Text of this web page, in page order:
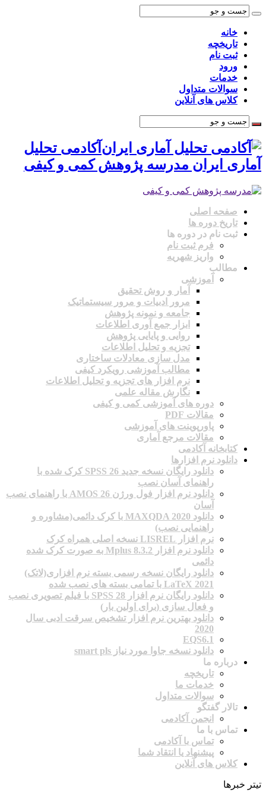
خانه
تاریخچه
ثبت نام
ورود
خدمات
سوالات متداول
کلاس های آنلاین
آکادمی تحلیل
آماری ایران مدرسه پژوهش کمی و کیفی
صفحه اصلی
تاریخ دوره ها
ثبت نام در دوره ها
فرم ثبت نام
واریز شهریه
مطالب
آموزشی
آمار و روش تحقیق
مرور ادبیات و مرور سیستماتیک
جامعه و نمونه پژوهش
ابزار جمع آوری اطلاعات
روایی و پایایی پژوهش
تجزیه و تحلیل اطلاعات
مدل سازی معادلات ساختاری
مطالب آموزشی رویکرد کیفی
نرم افزار های تجزیه و تحلیل اطلاعات
نگارش مقاله علمی
دوره های آموزشی کمی و کیفی
مقالات PDF
پاورپوینت های آموزشی
مقالات مرجع آماری
کتابخانه آکادمی
دانلود نرم افزارها
دانلود رایگان نسخه جدید SPSS 26 کرک شده با
راهنمای آسان نصب
دانلود نرم افزار فول ورژن AMOS 26 با راهنمای نصب
آسان
دانلود MAXQDA 2020 با کرک دائمی(مشاوره و
راهنمایی نصب)
نرم افزار LISREL نسخه اصلی همراه کرک
دانلود نرم افزار Mplus 8.3.2 به صورت کرک شده
دائمی
دانلود رایگان نسخه رسمی بسته نرم افزاری(لاتک)
2021 LaTeX با تمامی بسته های نصب شده
دانلود رایگان نرم افزار SPSS 28 با فیلم تصویری نصب
و فعال سازی (برای اولین بار)
دانلود بهترین نرم افزار تشخیص سرقت ادبی سال
2020
EQS6.1
دانلود نسخه جاوا مورد نیاز smart pls
درباره ما
تاریخچه
خدمات ما
سوالات متداول
تالار گفتگو
انجمن آکادمی
تماس با ما
تماس با آکادمی
پیشنهاد یا انتقاد شما
کلاس های آنلاین
تیتر خبرها